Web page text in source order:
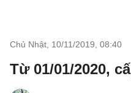
Chủ Nhật, 10/11/2019 08:40
Từ 01/01/2020,